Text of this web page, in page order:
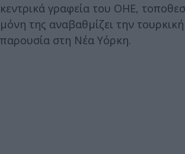
κεντρικά γραφεία του ΟΗΕ,
μόνη της αναβαθμίζει την
παρουσία στη Νέα Υόρκη.